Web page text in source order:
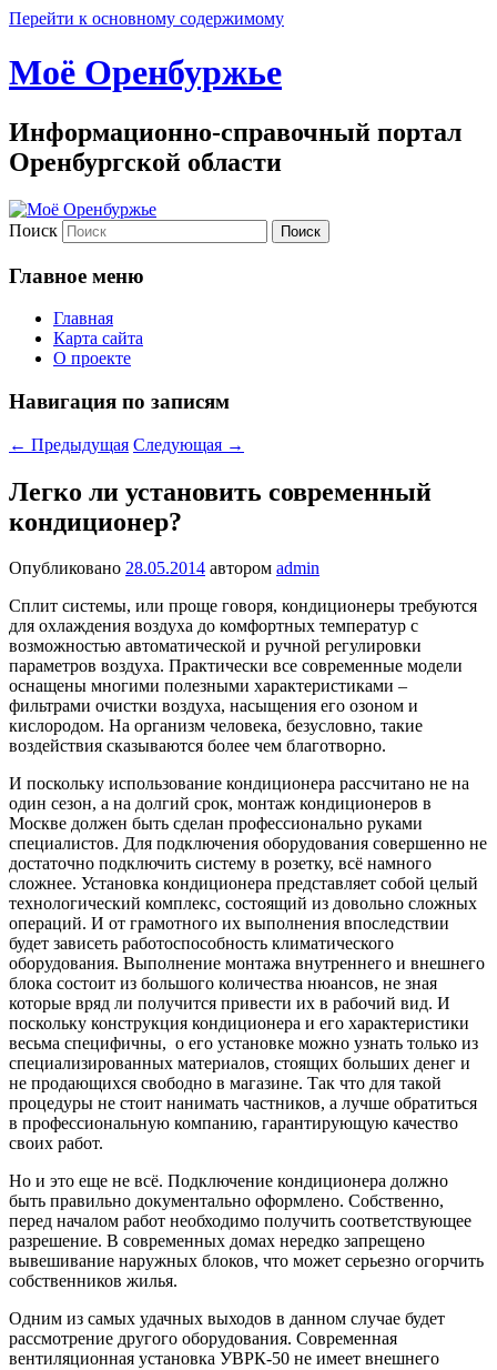
Перейти к основному содержимому
Моё Оренбуржье
Информационно-справочный портал
Оренбургской области
Поиск
Главное меню
Главная
Карта сайта
О проекте
Навигация по записям
← Предыдущая Следующая →
Легко ли установить современный
кондиционер?
Опубликовано 28.05.2014 автором admin
Сплит системы, или проще говоря, кондиционеры требуются
для охлаждения воздуха до комфортных температур с
возможностью автоматической и ручной регулировки
параметров воздуха. Практически все современные модели
оснащены многими полезными характеристиками –
фильтрами очистки воздуха, насыщения его озоном и
кислородом. На организм человека, безусловно, такие
воздействия сказываются более чем благотворно.
И поскольку использование кондиционера рассчитано не на
один сезон, а на долгий срок, монтаж кондиционеров в
Москве должен быть сделан профессионально руками
специалистов. Для подключения оборудования совершенно не
достаточно подключить систему в розетку, всё намного
сложнее. Установка кондиционера представляет собой целый
технологический комплекс, состоящий из довольно сложных
операций. И от грамотного их выполнения впоследствии
будет зависеть работоспособность климатического
оборудования. Выполнение монтажа внутреннего и внешнего
блока состоит из большого количества нюансов, не зная
которые вряд ли получится привести их в рабочий вид. И
поскольку конструкция кондиционера и его характеристики
весьма специфичны, о его установке можно узнать только из
специализированных материалов, стоящих больших денег и
не продающихся свободно в магазине. Так что для такой
процедуры не стоит нанимать частников, а лучше обратиться
в профессиональную компанию, гарантирующую качество
своих работ.
Но и это еще не всё. Подключение кондиционера должно
быть правильно документально оформлено. Собственно,
перед началом работ необходимо получить соответствующее
разрешение. В современных домах нередко запрещено
вывешивание наружных блоков, что может серьезно огорчить
собственников жилья.
Одним из самых удачных выходов в данном случае будет
рассмотрение другого оборудования. Современная
вентиляционная установка УВРК-50 не имеет внешнего